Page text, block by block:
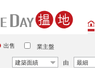
出售 業主盤
建築面績 由 最細